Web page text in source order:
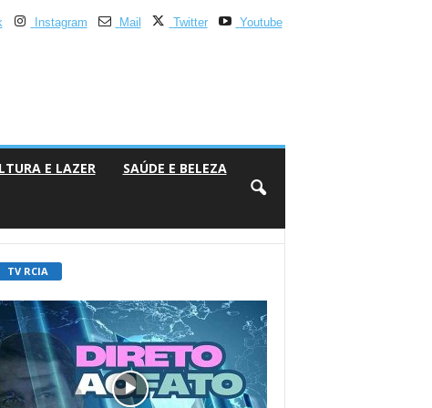
Instagram Mail Twitter
Youtube
E LAZER SAÚDE E BELEZA
TV RCIA